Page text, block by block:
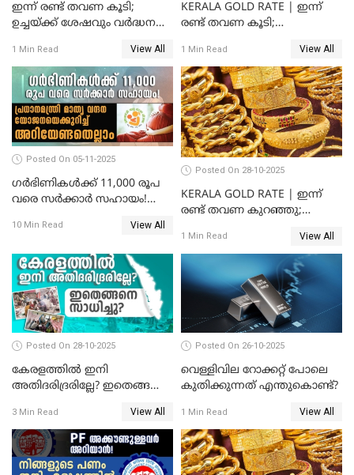
ഇന്ന് രണ്ട് തവണ കൂടി;
ഉച്ചയ്ക്ക് ശേഷവും വർദ്ധനവ്;
സ്വർണവിലയിൽ കുതിപ്പ്
1 Min Read View All
KERALA GOLD RATE | ഇന്ന്
രണ്ട് തവണ കൂടി;
1 Min Read View All
Posted On 05-11-2025
ഗർഭിണികൾക്ക് 11,000 രൂപ
വരെ സർക്കാർ സഹായം!
യോജനയെക്കുറിച്ച്
10 Min Read View All
Posted On 28-10-2025
KERALA GOLD RATE | ഇന്ന്
രണ്ട് തവണ കുറഞ്ഞു;
1800 രൂപ
1 Min Read View All
Posted On 28-10-2025
കേരളത്തിൽ ഇനി
അതിദരിദ്രരില്ലേ? ഇതെങ്ങനെ
STATE FREE FROM EXTREME
POVERTY
3 Min Read View All
Posted On 26-10-2025
വെള്ളിവില റോക്കറ്റ് പോലെ
കുതിക്കുന്നത് എന്തുകൊണ്ട്?
1 Min Read View All